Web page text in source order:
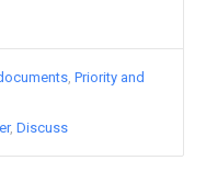
Priority and
Discuss